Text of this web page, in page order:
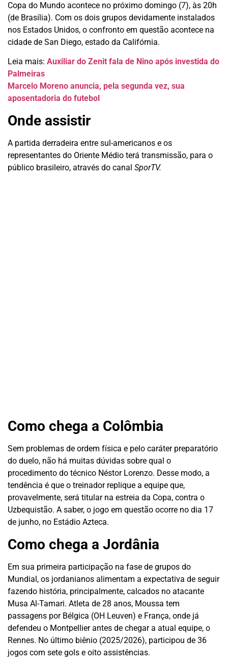
Copa do Mundo acontece no próximo domingo (7), às 20h
(de Brasília). Com os dois grupos devidamente instalados
nos Estados Unidos, o confronto em questão acontece na
cidade de San Diego, estado da Califórnia.
Leia mais: Auxiliar do Zenit fala de Nino após investida do
Palmeiras
Marcelo Moreno anuncia, pela segunda vez, sua
aposentadoria do futebol
Onde assistir
A partida derradeira entre sul-americanos e os
representantes do Oriente Médio terá transmissão, para o
público brasileiro, através do canal SporTV.
Como chega a Colômbia
Sem problemas de ordem física e pelo caráter preparatório
do duelo, não há muitas dúvidas sobre qual o
procedimento do técnico Néstor Lorenzo. Desse modo, a
tendência é que o treinador replique a equipe que,
provavelmente, será titular na estreia da Copa, contra o
Uzbequistão. A saber, o jogo em questão ocorre no dia 17
de junho, no Estádio Azteca.
Como chega a Jordânia
Em sua primeira participação na fase de grupos do
Mundial, os jordanianos alimentam a expectativa de seguir
fazendo história, principalmente, calcados no atacante
Musa Al-Tamari. Atleta de 28 anos, Moussa tem
passagens por Bélgica (OH Leuven) e França, onde já
defendeu o Montpellier antes de chegar a atual equipe, o
Rennes. No último biênio (2025/2026), participou de 36
jogos com sete gols e oito assistências.